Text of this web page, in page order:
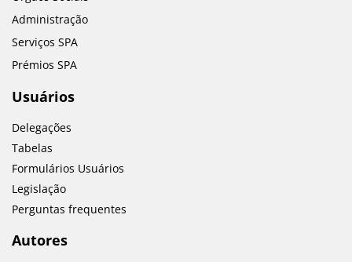
Administração
Serviços SPA
Prémios SPA
Usuários
Delegações
Tabelas
Formulários Usuários
Legislação
Perguntas frequentes
Autores